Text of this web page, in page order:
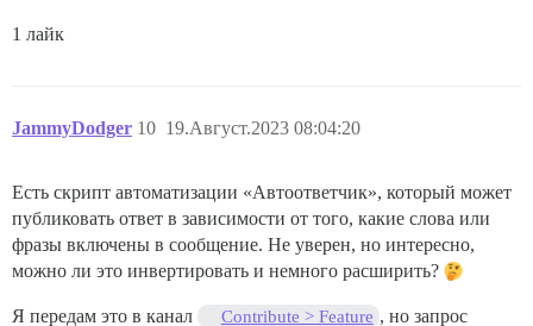
1 лайк
JammyDodger 19.Август.2023 08:04:20
10
Есть скрипт автоматизации «Автоответчик», который может
публиковать ответ в зависимости от того, какие слова или
фразы включены в сообщение. Не уверен, но интересно,
можно ли это инвертировать и немного расширить?
Я передам это в канал Contribute > Feature , но запрос